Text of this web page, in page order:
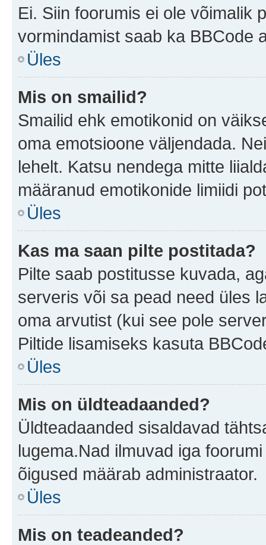
Ei. Siin foorumis ei ole võimalik
vormindamist saab ka BBCode
Üles
Mis on smailid?
Smailid ehk emotikonid on
oma emotsioone väljendada.
lehelt. Katsu nendega mitte
määranud emotikonide limiidi
Üles
Kas ma saan pilte postitada?
Pilte saab postitusse kuvada,
serveris või sa pead need üles
oma arvutist (kui see pole
Piltide lisamiseks kasuta
Üles
Mis on üldteadaanded?
Üldteadaanded sisaldavad
lugema.Nad ilmuvad iga
õigused määrab administraator.
Üles
Mis on teadeanded?